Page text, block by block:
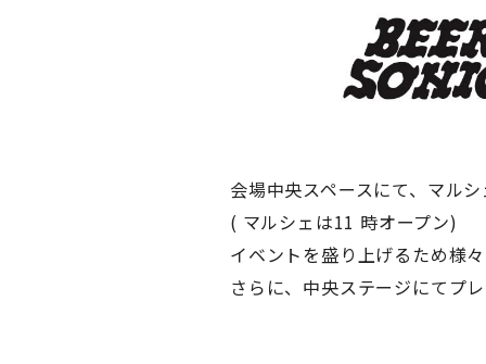
会場中央スペースにて、マルシ
( マルシェは11 時オープン)
イベントを盛り上げるため様
さらに、中央ステージにてプ